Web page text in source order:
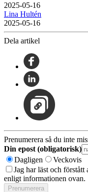
2025-05-16
Lina Hultén
2025-05-16
Dela artikel
Prenumerera så du inte
Din epost (obligatorisk)
Dagligen
Veckovis
Jag har läst och
enligt informationen ovan.